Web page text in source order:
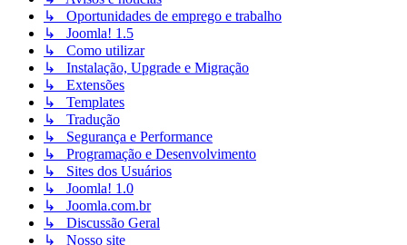
↳ Oportunidades de emprego e trabalho
↳ Joomla! 1.5
↳ Como utilizar
↳ Instalação, Upgrade e Migração
↳ Extensões
↳ Templates
↳ Tradução
↳ Segurança e Performance
↳ Programação e Desenvolvimento
↳ Sites dos Usuários
↳ Joomla! 1.0
↳ Joomla.com.br
↳ Discussão Geral
↳ Nosso site